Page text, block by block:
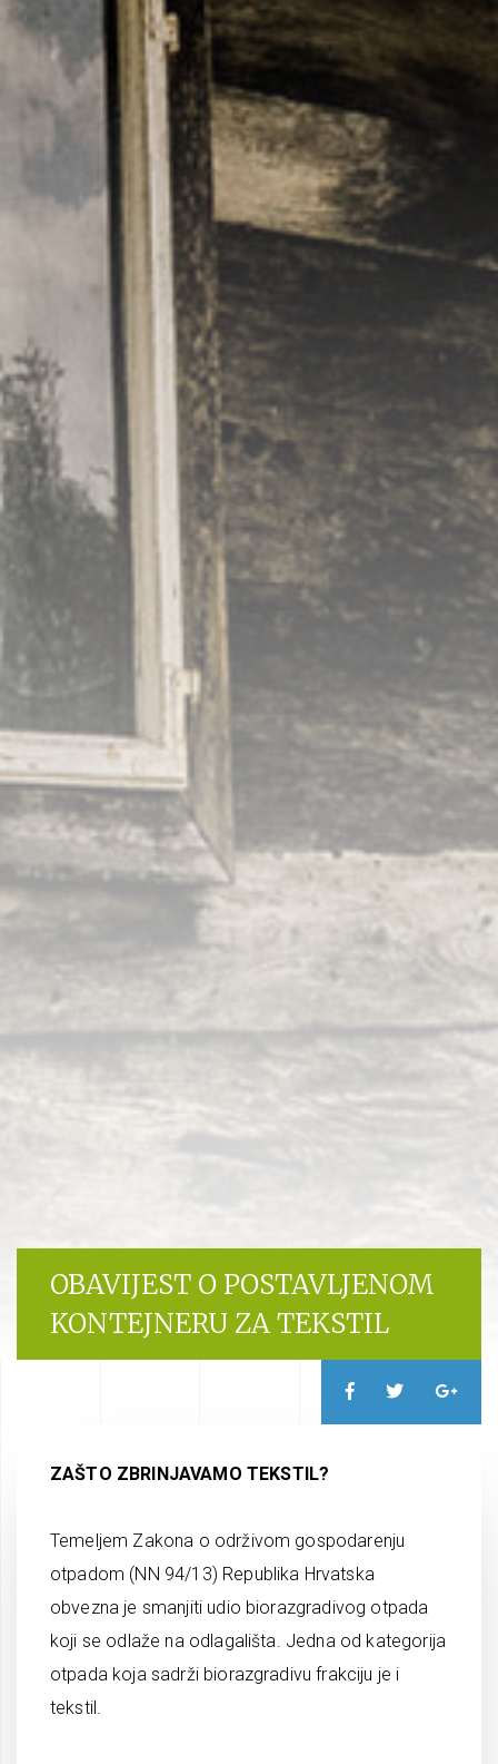
OBAVIJEST O POSTAVLJENOM
KONTEJNERU ZA TEKSTIL
ZAŠTO ZBRINJAVAMO TEKSTIL?
Temeljem Zakona o održivom gospodarenju
otpadom (NN 94/13) Republika Hrvatska
obvezna je smanjiti udio biorazgradivog otpada
koji se odlaže na odlagališta. Jedna od kategorija
otpada koja sadrži biorazgradivu frakciju je i
tekstil.